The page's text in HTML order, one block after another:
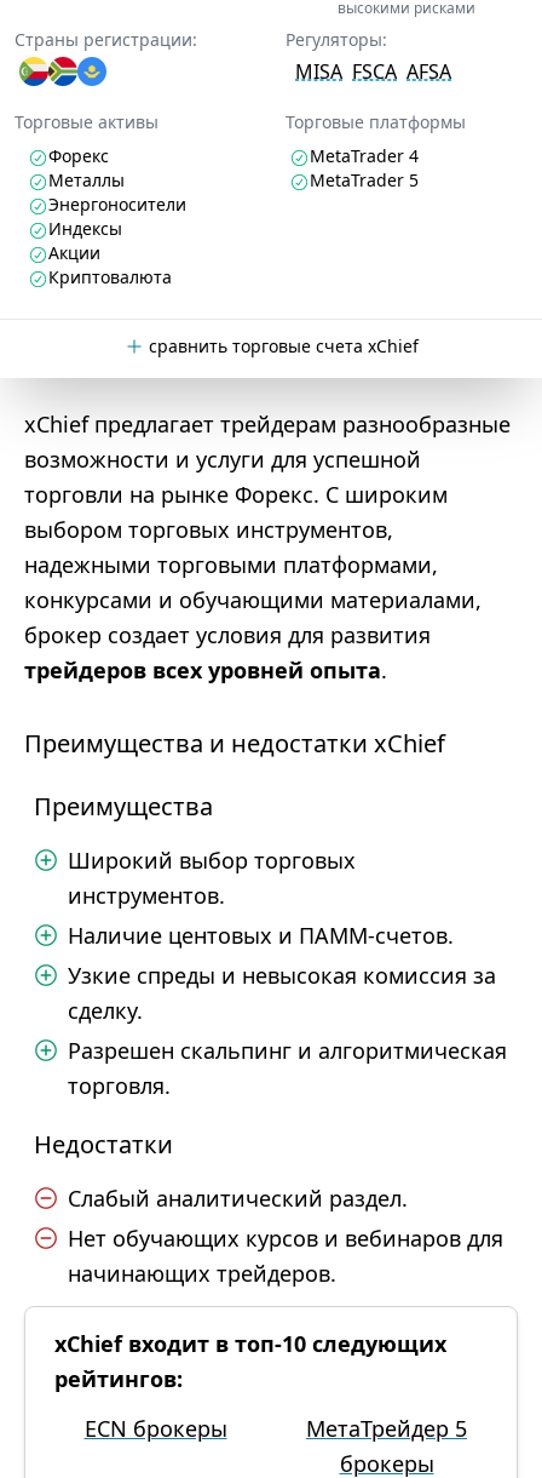
высокими рисками
Страны регистрации: Регуляторы:
MISA FSCA AFSA
Торговые активы
Форекс
Металлы
Энергоносители
Индексы
Акции
Криптовалюта
Торговые платформы
MetaTrader 4
MetaTrader 5
сравнить торговые счета xChief
xChief предлагает трейдерам разнообразные
возможности и услуги для успешной
торговли на рынке Форекс. С широким
выбором торговых инструментов,
надежными торговыми платформами,
конкурсами и обучающими материалами,
брокер создает условия для развития
трейдеров всех уровней опыта.
Преимущества и недостатки xChief
Преимущества
Широкий выбор торговых
инструментов.
Наличие центовых и ПАММ-счетов.
Узкие спреды и невысокая комиссия за
сделку.
Разрешен скальпинг и алгоритмическая
торговля.
Недостатки
Слабый аналитический раздел.
Нет обучающих курсов и вебинаров для
начинающих трейдеров.
xChief входит в топ-10 следующих
рейтингов:
ECN брокеры
МетаТрейдер 5
брокеры